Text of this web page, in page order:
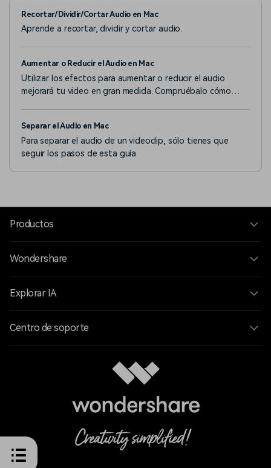
Recortar/Dividir/Cortar Audio en Mac
Aprende a recortar, dividir y cortar audio.
Aumentar o Reducir el Audio en Mac
Utilizar los efectos para aumentar o reducir el audio
mejorará tu video en gran medida. Compruébalo cómo
Separar el Audio en Mac
Para separar el audio de un videoclip, sólo tienes que
seguir los pasos de esta guía.
Productos
Wondershare
Explorar IA
Centro de soporte